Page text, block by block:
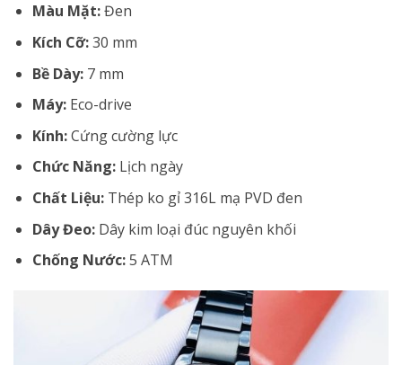
Màu Mặt:Đen
Kích Cỡ:30 mm
Bề Dày:7 mm
Máy:Eco-drive
Kính:Cứng cường lực
Chức Năng:Lịch ngày
Chất Liệu: Thép ko gỉ 316L mạ PVD đen
Dây Đeo:Dây kim loại đúc nguyên khối
Chống Nước:5 ATM